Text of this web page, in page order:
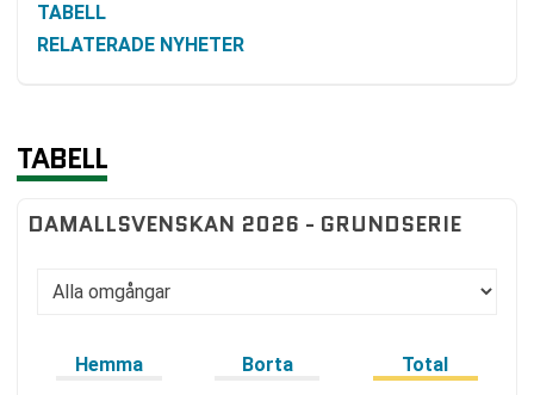
TABELL
RELATERADE NYHETER
TABELL
DAMALLSVENSKAN 2026 - GRUNDSERIE
Hemma Borta Total